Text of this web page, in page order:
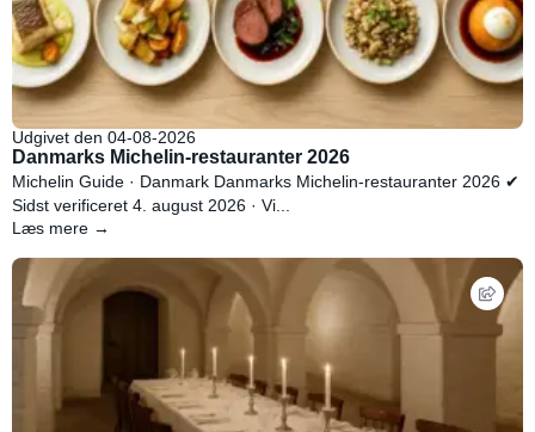
Udgivet den 04-08-2026
Danmarks Michelin-restauranter 2026
Michelin Guide · Danmark Danmarks Michelin-restauranter 2026 ✔
Sidst verificeret 4. august 2026 · Vi...
Læs mere →